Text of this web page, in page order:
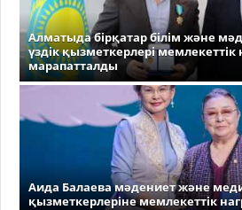
Алматыда бірқатар білім және
үздік қызметкерлері
марапатталды
Аида Балаева мәдениет және
қызметкерлеріне мемлекеттік